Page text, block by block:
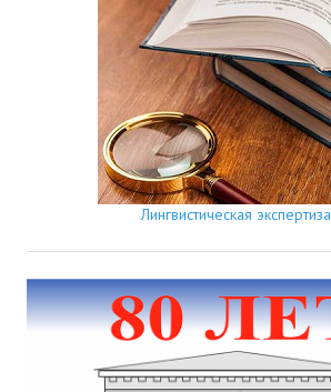
Лингвистическая экспертиза